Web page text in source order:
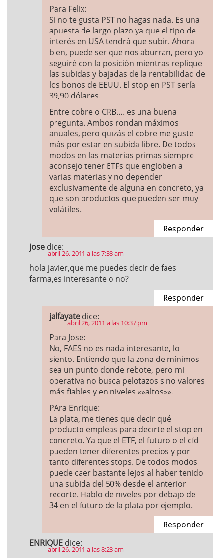
Para Felix:
Si no te gusta PST no hagas nada. Es una
apuesta de largo plazo ya que el tipo de
interés en USA tendrá que subir. Ahora
bien, puede ser que nos aburran, pero yo
seguiré con la posición mientras replique
las subidas y bajadas de la rentabilidad de
los bonos de EEUU. El stop en PST sería
39,90 dólares.
Entre cobre o CRB…. es una buena
pregunta. Ambos rondan máximos
anuales, pero quizás el cobre me guste
más por estar en subida libre. De todos
modos en las materias primas siempre
aconsejo tener ETFs que engloben a
varias materias y no depender
exclusivamente de alguna en concreto, ya
que son productos que pueden ser muy
volátiles.
Responder
jose dice:
abril 26, 2011 a las 7:38 am
hola javier,que me puedes decir de faes
farma,es interesante o no?
Responder
jalfayate dice:
abril 26, 2011 a las 10:37 pm
Para Jose:
No, FAES no es nada interesante, lo
siento. Entiendo que la zona de mínimos
sea un punto donde rebote, pero mi
operativa no busca pelotazos sino valores
más fiables y en niveles «»altos»».
PAra Enrique:
La plata, me tienes que decir qué
producto empleas para decirte el stop en
concreto. Ya que el ETF, el futuro o el cfd
pueden tener diferentes precios y por
tanto diferentes stops. De todos modos
puede caer bastante lejos al haber tenido
una subida del 50% desde el anterior
recorte. Hablo de niveles por debajo de
34 en el futuro de la plata por ejemplo.
Responder
ENRIQUE dice:
abril 26, 2011 a las 8:28 am